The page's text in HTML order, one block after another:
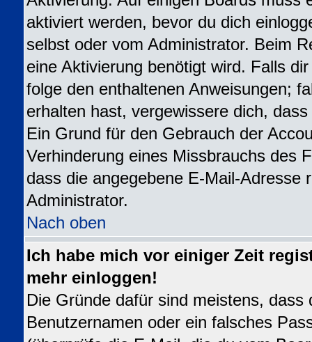
aktiviert werden, bevor du dich
selbst oder vom Administrator. Beim
eine Aktivierung benötigt wird. Falls
folge den enthaltenen Anweisungen;
erhalten hast, vergewissere dich,
Ein Grund für den Gebrauch der
Verhinderung eines Missbrauchs des
dass die angegebene E-Mail-Adresse
Administrator.
Nach oben
Ich habe mich vor einiger Zeit
mehr einloggen!
Die Gründe dafür sind meistens, dass
Benutzernamen oder ein falsches